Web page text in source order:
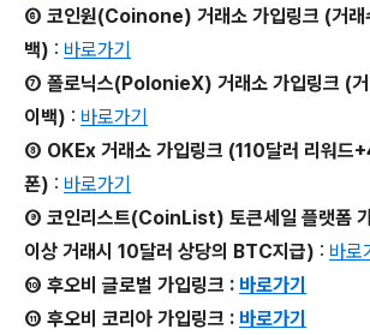
⑥ 코인원(Coinone) 거래소 가입링크 (거래
백) : 바로가기
⑦ 폴로닉스(PolonieX) 거래소 가입링크 (거
이백) : 바로가기
⑧ OKEx 거래소 가입링크 (110달러 리워드
폰) : 바로가기
⑨ 코인리스트(CoinList) 토큰세일 플랫폼
이상 거래시 10달러 상당의 BTC지급) : 바로
⑩ 후오비 글로벌 가입링크 : 바로가기
⑪ 후오비 코리아 가입링크 : 바로가기